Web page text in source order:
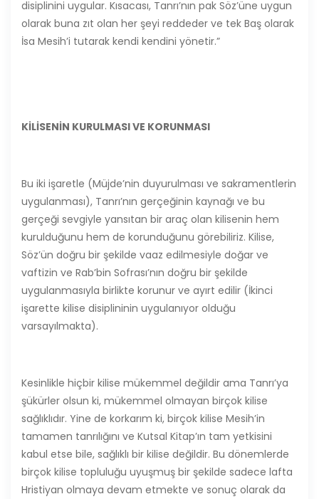
disiplinini uygular. Kısacası, Tanrı’nın pak Söz’üne uygun
olarak buna zıt olan her şeyi reddeder ve tek Baş olarak
İsa Mesih’i tutarak kendi kendini yönetir.”
KİLİSENİN KURULMASI VE KORUNMASI
Bu iki işaretle (Müjde’nin duyurulması ve sakramentlerin
uygulanması), Tanrı’nın gerçeğinin kaynağı ve bu
gerçeği sevgiyle yansıtan bir araç olan kilisenin hem
kurulduğunu hem de korunduğunu görebiliriz. Kilise,
Söz’ün doğru bir şekilde vaaz edilmesiyle doğar ve
vaftizin ve Rab’bin Sofrası’nın doğru bir şekilde
uygulanmasıyla birlikte korunur ve ayırt edilir (İkinci
işarette kilise disiplininin uygulanıyor olduğu
varsayılmakta).
Kesinlikle hiçbir kilise mükemmel değildir ama Tanrı’ya
şükürler olsun ki, mükemmel olmayan birçok kilise
sağlıklıdır. Yine de korkarım ki, birçok kilise Mesih’in
tamamen tanrılığını ve Kutsal Kitap’ın tam yetkisini
kabul etse bile, sağlıklı bir kilise değildir. Bu dönemlerde
birçok kilise topluluğu uyuşmuş bir şekilde sadece lafta
Hristiyan olmaya devam etmekte ve sonuç olarak da